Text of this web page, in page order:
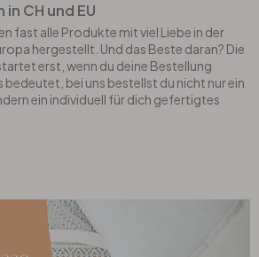
CH und EU
fast alle Produkte mit viel Liebe in der
hergestellt. Und das Beste daran? Die
erst, wenn du deine Bestellung
bedeutet, bei uns bestellst du nicht nur ein
ein individuell für dich gefertigtes